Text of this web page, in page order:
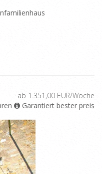
ab 1.351,00 EUR/Woche
Garantiert bester preis